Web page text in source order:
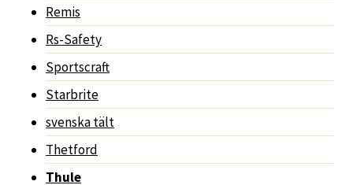
Remis
Rs-Safety
Sportscraft
Starbrite
svenska tält
Thetford
Thule